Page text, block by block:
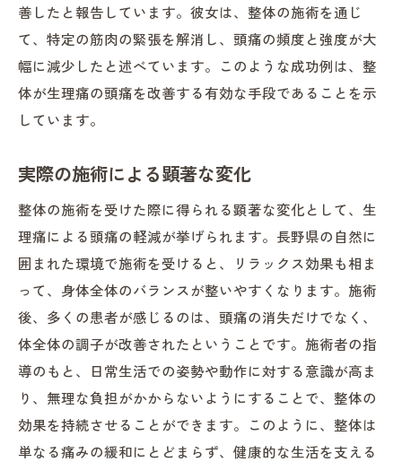
善したと報告しています。彼女は、整体の施術を通じ
て、特定の筋肉の緊張を解消し、頭痛の頻度と強度が大
幅に減少したと述べています。このような成功例は、整
体が生理痛の頭痛を改善する有効な手段であることを示
しています。
実際の施術による顕著な変化
整体の施術を受けた際に得られる顕著な変化として、生
理痛による頭痛の軽減が挙げられます。長野県の自然に
囲まれた環境で施術を受けると、リラックス効果も相ま
って、身体全体のバランスが整いやすくなります。施術
後、多くの患者が感じるのは、頭痛の消失だけでなく、
体全体の調子が改善されたということです。施術者の指
導のもと、日常生活での姿勢や動作に対する意識が高ま
り、無理な負担がかからないようにすることで、整体の
効果を持続させることができます。このように、整体は
単なる痛みの緩和にとどまらず、健康的な生活を支える